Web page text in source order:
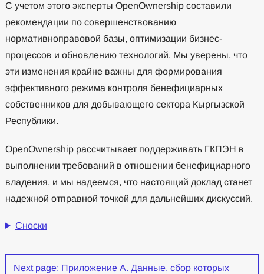
С учетом этого эксперты OpenOwnership составили
рекомендации по совершенствованию
нормативноправовой базы, оптимизации бизнес-
процессов и обновлению технологий. Мы уверены, что
эти изменения крайне важны для формирования
эффективного режима контроля бенефициарных
собственников для добывающего сектора Кыргызской
Республики.
OpenOwnership рассчитывает поддерживать ГКПЭН в
выполнении требований в отношении бенефициарного
владения, и мы надеемся, что настоящий доклад станет
надежной отправной точкой для дальнейших дискуссий.
Сноски
Next page: Приложение А. Данные, сбор которых